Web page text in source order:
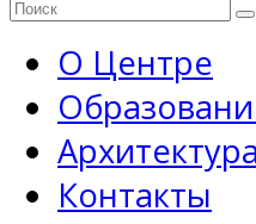
О Центре
Архитектура
Контакты